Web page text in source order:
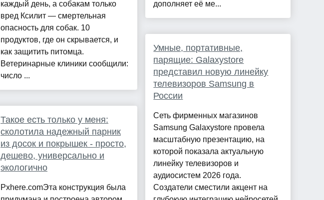
каждый день, а собакам только
вред Ксилит — смертельная
опасность для собак. 10
продуктов, где он скрывается, и
как защитить питомца.
Ветеринарные клиники сообщили:
число ...
Такое есть только у меня:
сколотила надежный парник
из досок и покрышек - просто,
дешево, универсально и
экологично
Pxhere.comЭта конструкция была
дополняет её ме...
Умные, портативные,
парящие: Galaxystore
представил новую линейку
телевизоров Samsung в
России
Сеть фирменных магазинов
Samsung Galaxystore провела
масштабную презентацию, на
которой показала актуальную
линейку телевизоров и
аудиосистем 2026 года.
Создатели сместили акцент на